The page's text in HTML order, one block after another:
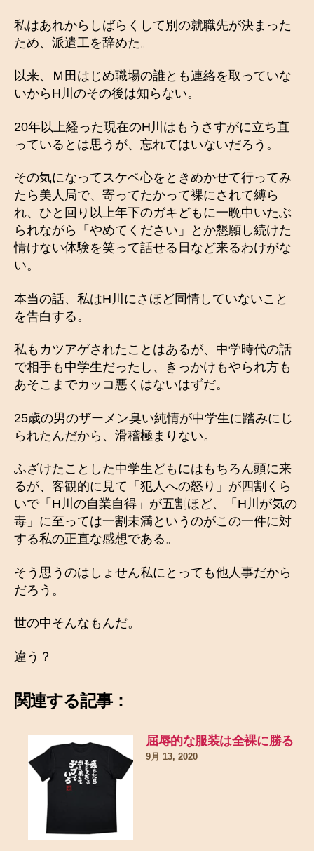
私はあれからしばらくして別の就職先が決まった
ため、派遣工を辞めた。
以来、Ｍ田はじめ職場の誰とも連絡を取っていな
いからH川のその後は知らない。
20年以上経った現在のH川はもうさすがに立ち直
っているとは思うが、忘れてはいないだろう。
その気になってスケベ心をときめかせて行ってみ
たら美人局で、寄ってたかって裸にされて縛ら
れ、ひと回り以上年下のガキどもに一晩中いたぶ
られながら「やめてください」とか懇願し続けた
情けない体験を笑って話せる日など来るわけがな
い。
本当の話、私はH川にさほど同情していないこと
を告白する。
私もカツアゲされたことはあるが、中学時代の話
で相手も中学生だったし、きっかけもやられ方も
あそこまでカッコ悪くはないはずだ。
25歳の男のザーメン臭い純情が中学生に踏みにじ
られたんだから、滑稽極まりない。
ふざけたことした中学生どもにはもちろん頭に来
るが、客観的に見て「犯人への怒り」が四割くら
いで「H川の自業自得」が五割ほど、「H川が気の
毒」に至っては一割未満というのがこの一件に対
する私の正直な感想である。
そう思うのはしょせん私にとっても他人事だから
だろう。
世の中そんなもんだ。
違う？
関連する記事：
屈辱的な服装は全裸に勝る
9月 13, 2020